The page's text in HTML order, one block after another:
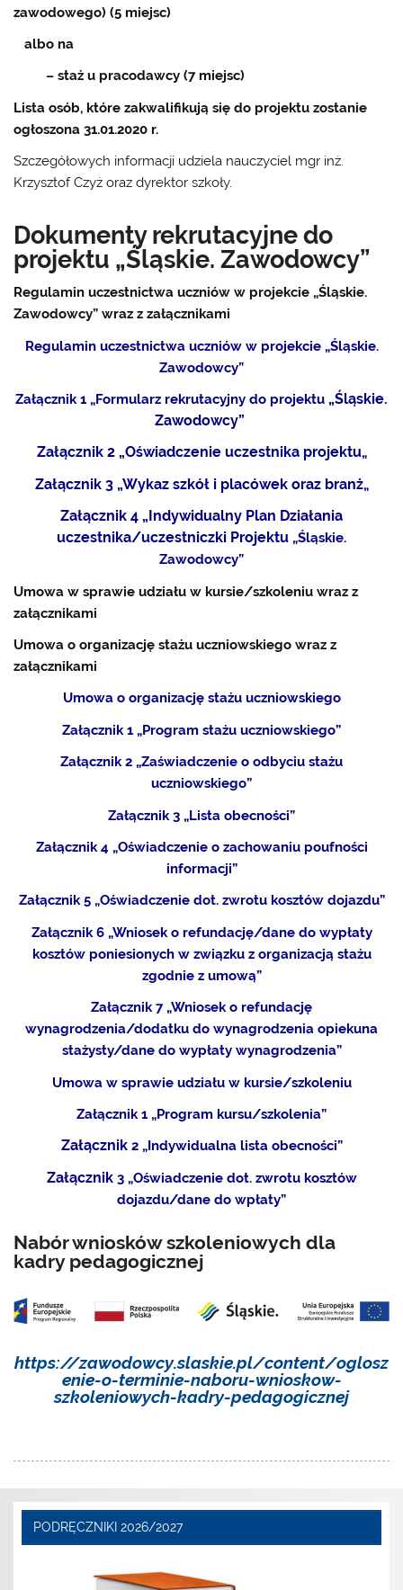
zawodowego) (5 miejsc)
albo na
– staż u pracodawcy (7 miejsc)
Lista osób, które zakwalifikują się do projektu zostanie
ogłoszona 31.01.2020 r.
Szczegółowych informacji udziela nauczyciel mgr inż.
Krzysztof Czyż oraz dyrektor szkoły.
Dokumenty rekrutacyjne do
projektu „Śląskie. Zawodowcy”
Regulamin uczestnictwa uczniów w projekcie „Śląskie.
Zawodowcy” wraz z załącznikami
Regulamin uczestnictwa uczniów w projekcie „Śląskie.
Zawodowcy”
Załącznik 1 „Formularz rekrutacyjny do projektu „Śląskie.
Zawodowcy”
Załącznik 2 „Oświadczenie uczestnika projektu„
Załącznik 3 „Wykaz szkół i placówek oraz branż„
Załącznik 4 „Indywidualny Plan Działania
uczestnika/uczestniczki Projektu „Śląskie.
Zawodowcy”
Umowa w sprawie udziału w kursie/szkoleniu wraz z
załącznikami
Umowa o organizację stażu uczniowskiego wraz z
załącznikami
Umowa o organizację stażu uczniowskiego
Załącznik 1 „Program stażu uczniowskiego”
Załącznik 2 „Zaświadczenie o odbyciu stażu
uczniowskiego”
Załącznik 3 „Lista obecności”
Załącznik 4 „Oświadczenie o zachowaniu poufności
informacji”
Załącznik 5 „Oświadczenie dot. zwrotu kosztów dojazdu”
Załącznik 6 „Wniosek o refundację/dane do wypłaty
kosztów poniesionych w związku z organizacją stażu
zgodnie z umową”
Załącznik 7 „Wniosek o refundację
wynagrodzenia/dodatku do wynagrodzenia opiekuna
stażysty/dane do wypłaty wynagrodzenia”
Umowa w sprawie udziału w kursie/szkoleniu
Załącznik 1 „Program kursu/szkolenia”
Załącznik2 „Indywidualna lista obecności”
Załącznik3 „Oświadczenie dot. zwrotu kosztów
dojazdu/dane do wpłaty”
Nabór wniosków szkoleniowych dla
kadry pedagogicznej
https://zawodowcy.slaskie.pl/content/oglosz
enie-o-terminie-naboru-wnioskow-
szkoleniowych-kadry-pedagogicznej
PODRĘCZNIKI 2026/2027